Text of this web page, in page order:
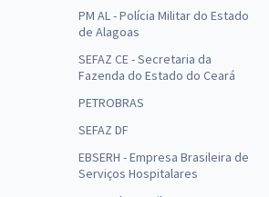
PM AL - Polícia Militar do Estado
de Alagoas
SEFAZ CE - Secretaria da
Fazenda do Estado do Ceará
PETROBRAS
SEFAZ DF
EBSERH - Empresa Brasileira de
Serviços Hospitalares